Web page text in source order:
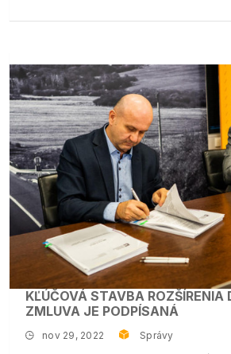
KĽÚČOVÁ STAVBA ROZŠÍRENIA
ZMLUVA JE PODPÍSANÁ
nov 29, 2022 Správy